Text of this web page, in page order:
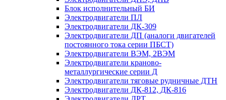
Блок исполнительный БИ
Электродвигатели ПЛ
Электродвигатели ДК-309
Электродвигатели ДП (аналоги двигателей
постоянного тока серии ПБСТ)
Электродвигатели ВЭМ, 2ВЭМ
Электродвигатели краново-
металлургические серии Д
Электродвигатели тяговые рудничные ДТН
Электродвигатели ДК-812, ДК-816